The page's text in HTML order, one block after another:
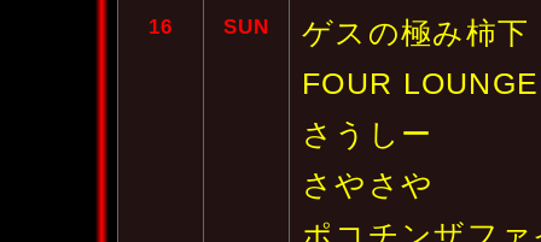
16 SUN
ゲスの極み柿下
FOUR LOUNGE
さうしー
さやさや
ポコチンザフ